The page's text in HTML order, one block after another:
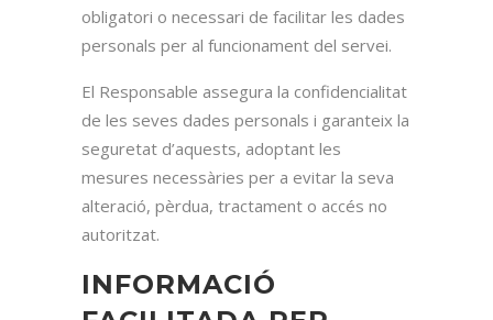
obligatori o necessari de facilitar les dades
personals per al funcionament del servei.
El Responsable assegura la confidencialitat
de les seves dades personals i garanteix la
seguretat d’aquests, adoptant les
mesures necessàries per a evitar la seva
alteració, pèrdua, tractament o accés no
autoritzat.
INFORMACIÓ